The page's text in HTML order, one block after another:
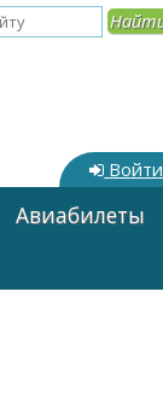
Войти
Авиабилеты